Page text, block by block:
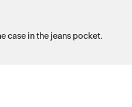
case in the jeans pocket.